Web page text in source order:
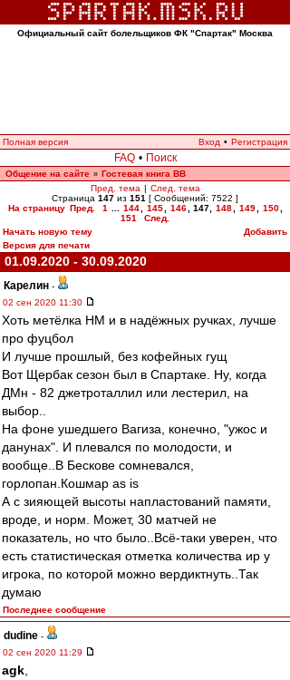
Официальный сайт болельщиков ФК "Спартак" Москва
Полная версия Вход • Регистрация
FAQ • Поиск
Общение на сайте » Гостевая книга ВВ
Пред. тема | След. тема
Страница 147 из 151 [ Сообщений: 7522 ]
На страницу Пред. 1 144 145 146 147 148 149 150
151
След.
Начать новую тему
Добавить
Версия для печати
01.09.2020 - 30.09.2020
Карелин -
02 сен 2020 11:30
Хоть метёлка НМ и в надёжных ручках, лучше
про фуцбол
И лучше прошлый, без кофейных гущ
Вот Щербак сезон был в Спартаке. Ну, когда
ДМн - 82 джетроталлил или лестерил, на
выбор..
На фоне ушедшего Вагиза, конечно, "ужос и
данунах". И плевался по молодости, и
вообще..В Бескове сомневался,
горлопан.Кошмар as is
А с зияющей высоты напластований памяти,
вроде, и норм. Может, 30 матчей не
показатель, но что было..Всё-таки уверен, что
есть статистическая отметка количества ир у
игрока, по которой можно вердиктнуть..Так
думаю
Последнее сообщение
dudine -
02 сен 2020 11:29
agk